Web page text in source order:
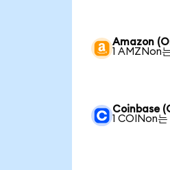
Amazon
1 AMZNon
Coinbase
1 COINon